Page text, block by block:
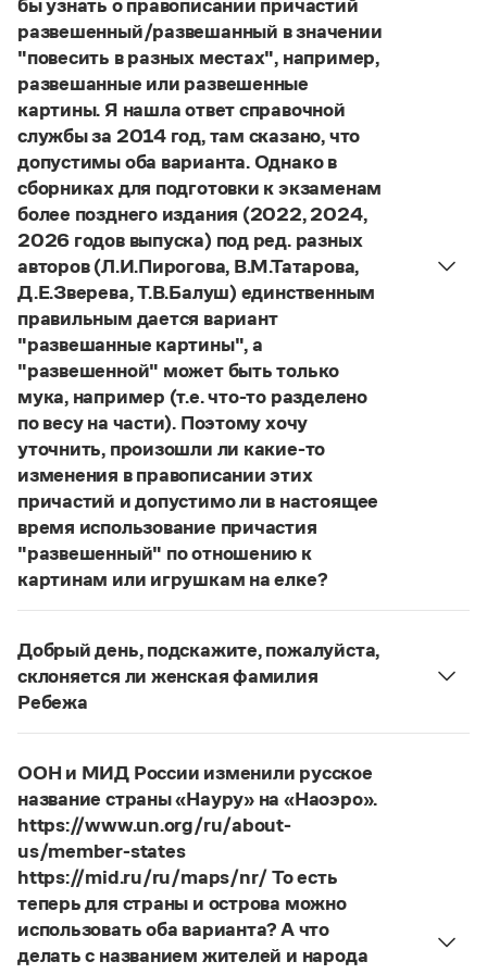
Словари русского языка как государственного
Справочники
Правила русской орфографии и пунктуации
Русский язык. Краткий теоретический курс
для школьников
Письмовник
Справочник по пунктуации
Словарь-справочник трудностей
Справочник по фразеологии
Азбучные истины
Словарь-справочник непростые слова
Все справочники портала
Журнал
Новости и события
Статьи
Монологи
Интервью
Лекции и подкасты
Рекомендуем
Учебник Грамоты
Интерактивные упражнения: от простого к сложному
Издательство
Словари
Научпоп
Учебники и справочники
Все книги
Управление в русском языке
Словарь русских имён
Словарь методических терминов
Правила русской орфографии и пунктуации
(1956)
бы узнать о правописании причастий
развешенный/развешанный в значении
"повесить в разных местах", например,
развешанные или развешенные
картины. Я нашла ответ справочной
службы за 2014 год, там сказано, что
допустимы оба варианта. Однако в
сборниках для подготовки к экзаменам
более позднего издания (2022, 2024,
2026 годов выпуска) под ред. разных
авторов (Л.И.Пирогова, В.М.Татарова,
Д.Е.Зверева, Т.В.Балуш) единственным
правильным дается вариант
"развешанные картины", а
"развешенной" может быть только
мука, например (т.е. что-то разделено
по весу на части). Поэтому хочу
уточнить, произошли ли какие-то
изменения в правописании этих
причастий и допустимо ли в настоящее
время использование причастия
"развешенный" по отношению к
картинам или игрушкам на елке?
Нашответ2014 года по-прежнему актуален.
то игнорируют рекомендации нормативных
словарей русского языка, в которых указан глагол
развесить
развешенный) со значением «повесить в разных
местах (несколько, много предметов)». Ср.:
Я знаю, что на стенах своей квартиры вы
развесили разные географические карты
(И. С. Тургенев, Бретер). И эти карты, безусловно,
развешены.
Страница ответа
Добрый день, подскажите, пожалуйста,
склоняется ли женская фамилия
Ребежа
ФамилияРебежасклоняется (и мужская,
Страница ответа
ООН и МИД России изменили русское
название страны «Науру» на «Наоэро».
https://www.un.org/ru/about-
us/member-states
https://mid.ru/ru/maps/nr/ То есть
теперь для страны и острова можно
использовать оба варианта? А что
делать с названием жителей и народа